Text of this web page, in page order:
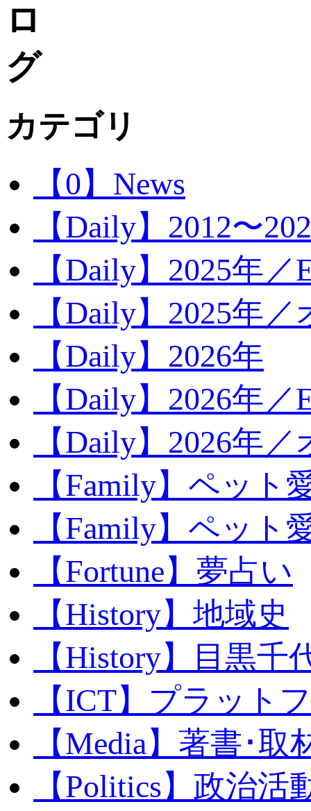
カテゴリ
【0】News
【Daily】2012〜
【Daily】2025年／
【Daily】2025年
【Daily】2026年
【Daily】2026年／
【Daily】2026年
【Family】ペット
【Family】ペット
【Fortune】夢占い
【History】地域史
【History】目黒千
【ICT】プラット
【Media】著書･取
【Politics】政治活